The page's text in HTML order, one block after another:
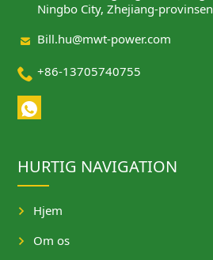
Ningbo City, Zhejiang-provinsen
 Bill.hu@mwt-power.com
 +86-13705740755
HURTIG NAVIGATION
Hjem
Om os